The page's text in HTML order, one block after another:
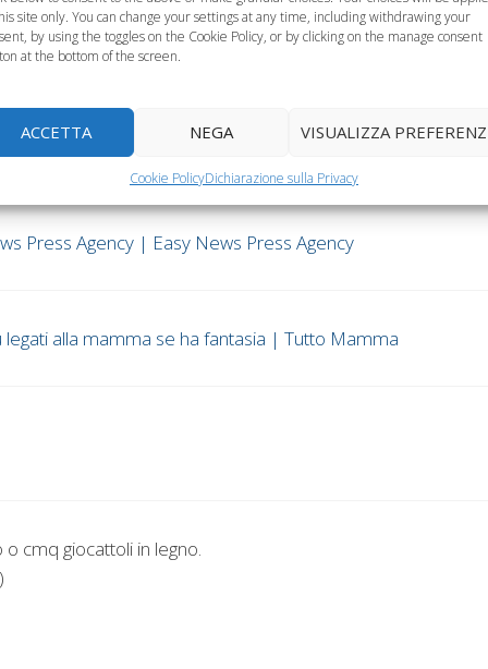
site only. You can change your settings at any time, including withdrawing your
by using the toggles on the Cookie Policy, or by clicking on the manage consent
at the bottom of the screen.
ACCETTA NEGA VISUALIZZA
Cookie PolicyDichiarazione sulla Privacy
sull’aborto
i giocattoli per i bambini?”
Press Agency | Easy News Press Agency
alla mamma se ha fantasia | Tutto Mamma
cmq giocattoli in legno.